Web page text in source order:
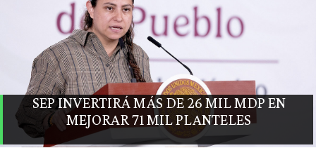
SEP INVERTIRÁ MÁS DE 26 MIL MDP EN
MEJORAR 71 MIL PLANTELES